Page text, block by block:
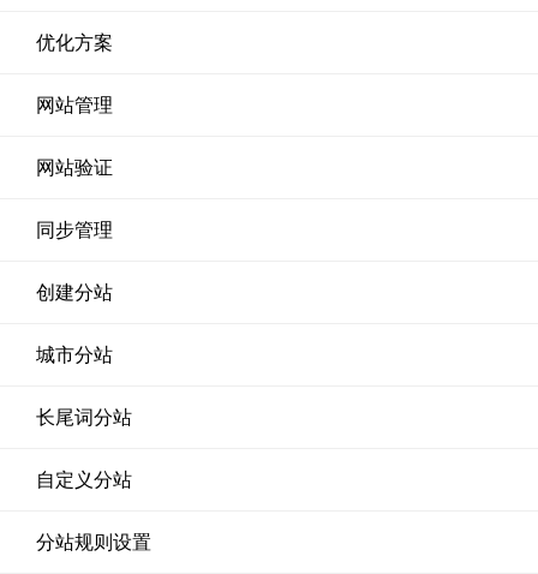
优化方案
网站管理
网站验证
同步管理
创建分站
城市分站
长尾词分站
自定义分站
分站规则设置